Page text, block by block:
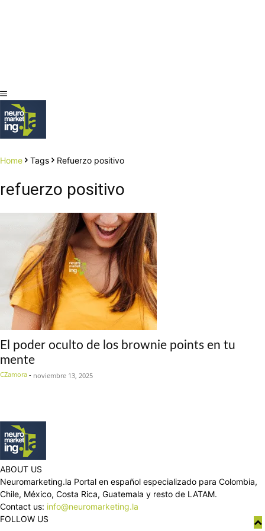
Home Tags Refuerzo positivo
refuerzo positivo
El poder oculto de los brownie points en tu
mente
CZamora - noviembre 13, 2025
ABOUT US
Neuromarketing.la Portal en español especializado para Colombia,
Chile, México, Costa Rica, Guatemala y resto de LATAM.
Contact us: info@neuromarketing.la
FOLLOW US